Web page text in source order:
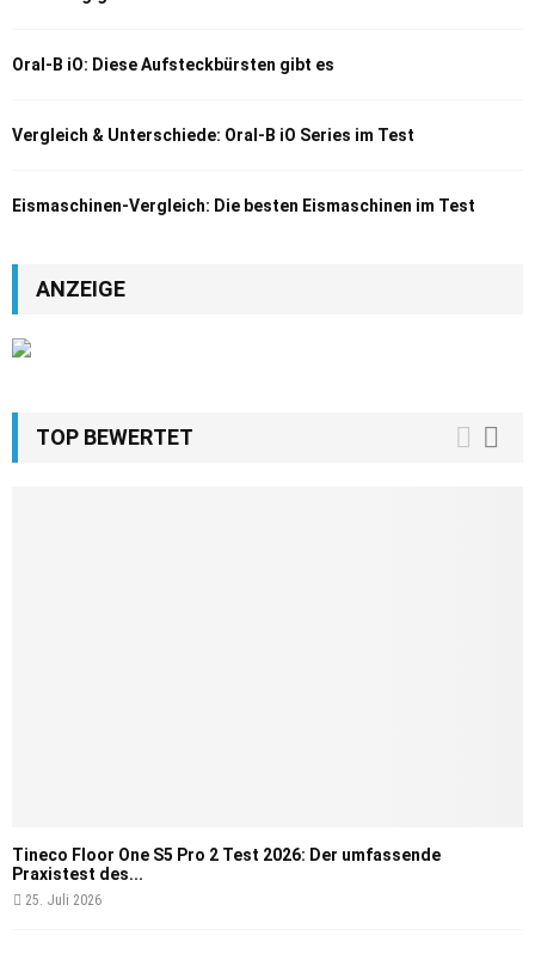
Oral-B iO: Diese Aufsteckbürsten gibt es
Vergleich & Unterschiede: Oral-B iO Series im Test
Eismaschinen-Vergleich: Die besten Eismaschinen im Test
ANZEIGE
TOP BEWERTET
Tineco Floor One S5 Pro 2 Test 2026: Der umfassende
Praxistest des...
25. Juli 2026